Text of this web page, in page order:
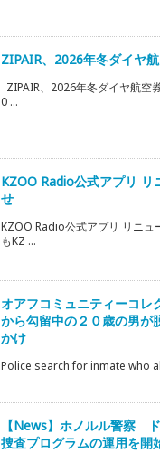
ZIPAIR、2026年冬ダイヤ
ZIPAIR、2026年冬ダイヤ航空
0 ...
KZOO Radio公式アプリ リ
せ
KZOO Radio公式アプリ リニ
もKZ ...
オアフコミュニティーコレ
から勾留中の２０歳の男
かけ
Police search for inmate who
【News】ホノルル警察
捜査プログラムの運用を開